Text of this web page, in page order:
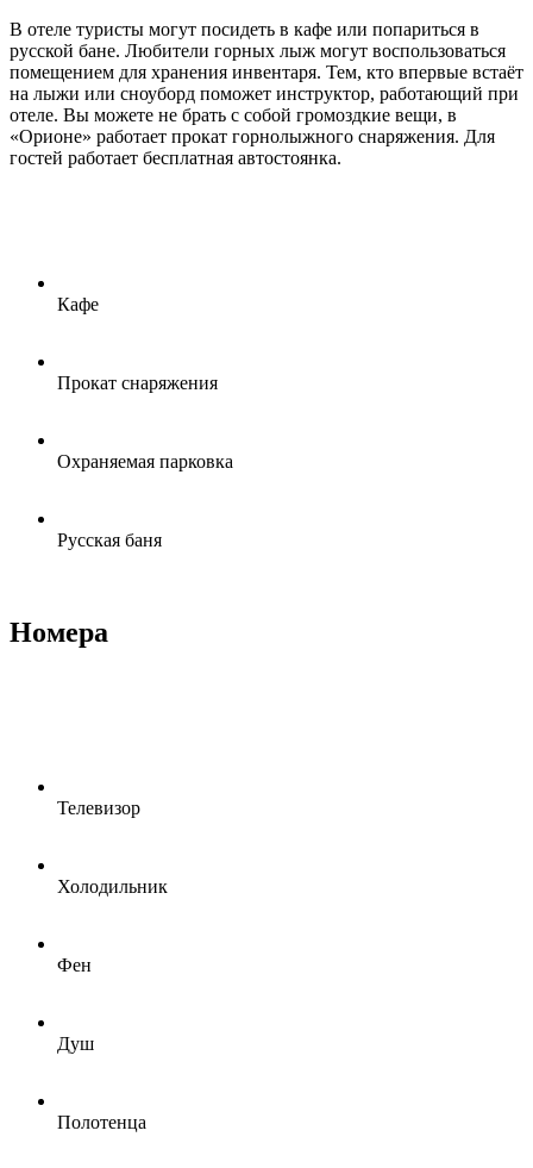
В отеле туристы могут посидеть в кафе или попариться в
русской бане. Любители горных лыж могут воспользоваться
помещением для хранения инвентаря. Тем, кто впервые встаёт
на лыжи или сноуборд поможет инструктор, работающий при
отеле. Вы можете не брать с собой громоздкие вещи, в
«Орионе» работает прокат горнолыжного снаряжения. Для
гостей работает бесплатная автостоянка.
Кафе
Прокат снаряжения
Охраняемая парковка
Русская баня
Номера
Телевизор
Холодильник
Фен
Душ
Полотенца